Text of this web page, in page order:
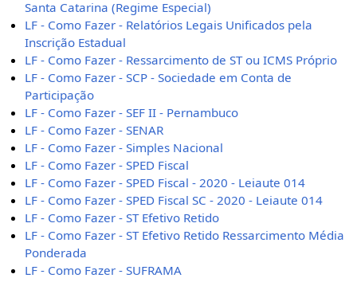
Santa Catarina (Regime Especial)
LF - Como Fazer - Relatórios Legais Unificados pela
Inscrição Estadual
LF - Como Fazer - Ressarcimento de ST ou ICMS Próprio
LF - Como Fazer - SCP - Sociedade em Conta de
Participação
LF - Como Fazer - SEF II - Pernambuco
LF - Como Fazer - SENAR
LF - Como Fazer - Simples Nacional
LF - Como Fazer - SPED Fiscal
LF - Como Fazer - SPED Fiscal - 2020 - Leiaute 014
LF - Como Fazer - SPED Fiscal SC - 2020 - Leiaute 014
LF - Como Fazer - ST Efetivo Retido
LF - Como Fazer - ST Efetivo Retido Ressarcimento Média
Ponderada
LF - Como Fazer - SUFRAMA